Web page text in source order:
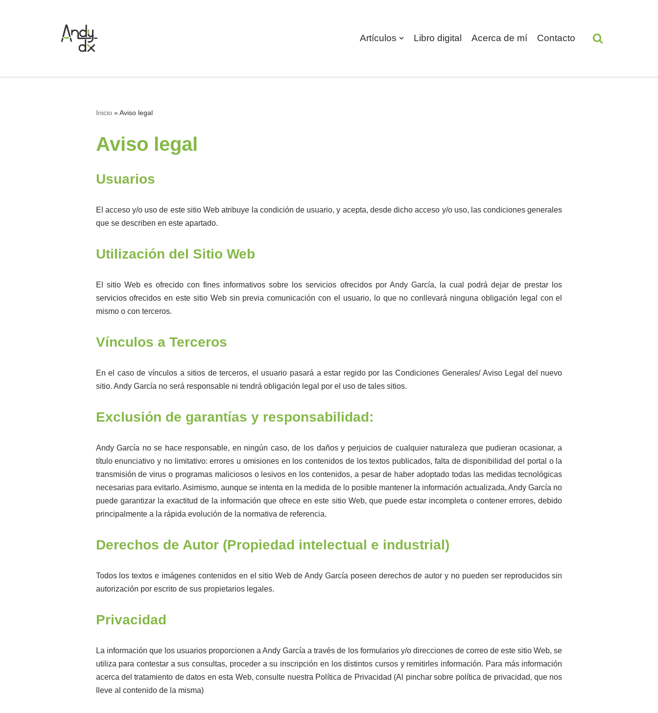
Artículos Libro digital Acerca de mí Contacto
Inicio»Aviso legal
Aviso legal
Usuarios
El acceso y/o uso de este sitio Web atribuye la condición de usuario, y acepta, desde dicho acceso y/o uso, las condiciones generales
que se describen en este apartado.
Utilización del Sitio Web
El sitio Web es ofrecido con fines informativos sobre los servicios ofrecidos por Andy García, la cual podrá dejar de prestar los
servicios ofrecidos en este sitio Web sin previa comunicación con el usuario, lo que no conllevará ninguna obligación legal con el
mismo o con terceros.
Vínculos a Terceros
En el caso de vínculos a sitios de terceros, el usuario pasará a estar regido por las Condiciones Generales/ Aviso Legal del nuevo
sitio. Andy García no será responsable ni tendrá obligación legal por el uso de tales sitios.
Exclusión de garantías y responsabilidad:
Andy García no se hace responsable, en ningún caso, de los daños y perjuicios de cualquier naturaleza que pudieran ocasionar, a
título enunciativo y no limitativo: errores u omisiones en los contenidos de los textos publicados, falta de disponibilidad del portal o la
transmisión de virus o programas maliciosos o lesivos en los contenidos, a pesar de haber adoptado todas las medidas tecnológicas
necesarias para evitarlo. Asimismo, aunque se intenta en la medida de lo posible mantener la información actualizada, Andy García no
puede garantizar la exactitud de la información que ofrece en este sitio Web, que puede estar incompleta o contener errores, debido
principalmente a la rápida evolución de la normativa de referencia.
Derechos de Autor (Propiedad intelectual e industrial)
Todos los textos e imágenes contenidos en el sitio Web de Andy García poseen derechos de autor y no pueden ser reproducidos sin
autorización por escrito de sus propietarios legales.
Privacidad
La información que los usuarios proporcionen a Andy García a través de los formularios y/o direcciones de correo de este sitio Web, se
utiliza para contestar a sus consultas, proceder a su inscripción en los distintos cursos y remitirles información. Para más información
acerca del tratamiento de datos en esta Web, consulte nuestra Política de Privacidad (Al pinchar sobre política de privacidad, que nos
lleve al contenido de la misma)